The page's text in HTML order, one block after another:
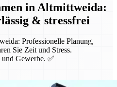
in Altmittweida:
& stressfrei
Professionelle Planung,
Sie Zeit und Stress.
Gewerbe. ✅